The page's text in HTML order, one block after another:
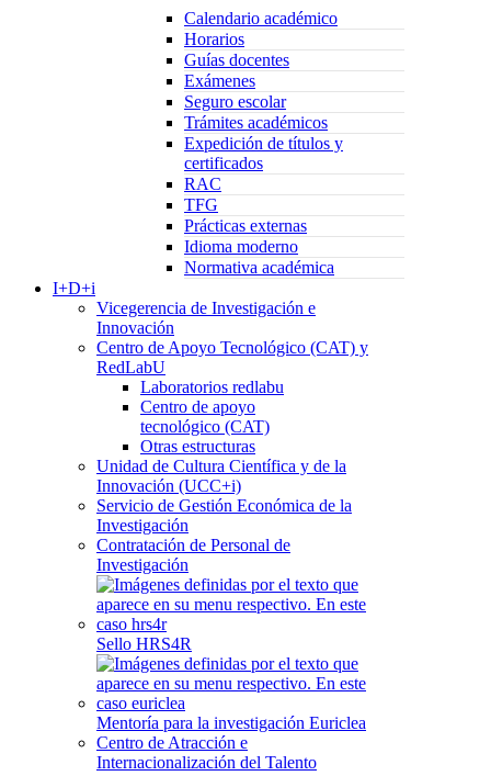
Calendario académico
Horarios
Guías docentes
Exámenes
Seguro escolar
Trámites académicos
Expedición de títulos y
certificados
RAC
TFG
Prácticas externas
Idioma moderno
Normativa académica
I+D+i
Vicegerencia de Investigación e
Innovación
Centro de Apoyo Tecnológico (CAT) y
RedLabU
Laboratorios redlabu
Centro de apoyo
tecnológico (CAT)
Otras estructuras
Unidad de Cultura Científica y de la
Innovación (UCC+i)
Servicio de Gestión Económica de la
Investigación
Contratación de Personal de
Investigación
Sello HRS4R
Mentoría para la investigación Euriclea
Centro de Atracción e
Internacionalización del Talento